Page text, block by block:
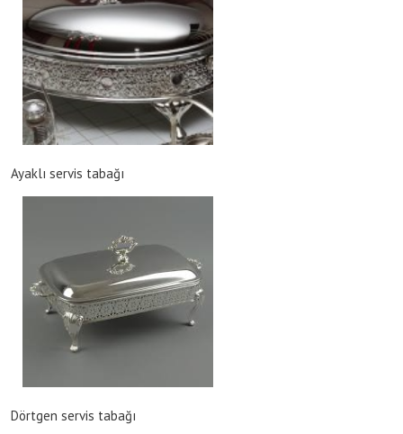
Ayaklı servis tabağı
Dörtgen servis tabağı